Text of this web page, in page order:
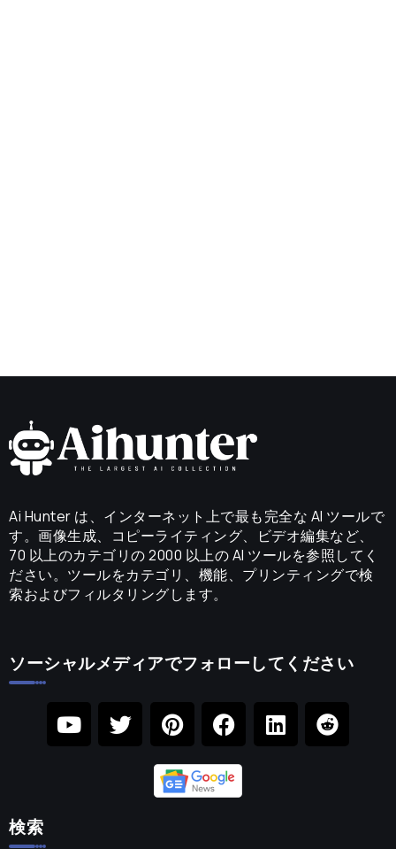
Ai Hunter は、インターネット上で最も完全な AI ツールで
す。画像生成、コピーライティング、ビデオ編集など、
70 以上のカテゴリの 2000 以上の AI ツールを参照してく
ださい。ツールをカテゴリ、機能、プリンティングで検
索およびフィルタリングします。
ソーシャルメディアでフォローしてください
検索